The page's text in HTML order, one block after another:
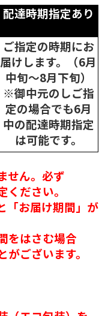
配達時期指定あり
ご指定の時期にお
届けします。（6月
中旬～8月下旬）
※御中元のしご指
定の場合でも6月
中の配達時期指定
は可能です。
せん。必ず
ください。
「お届け期間」が
をはさむ場合
ございます。